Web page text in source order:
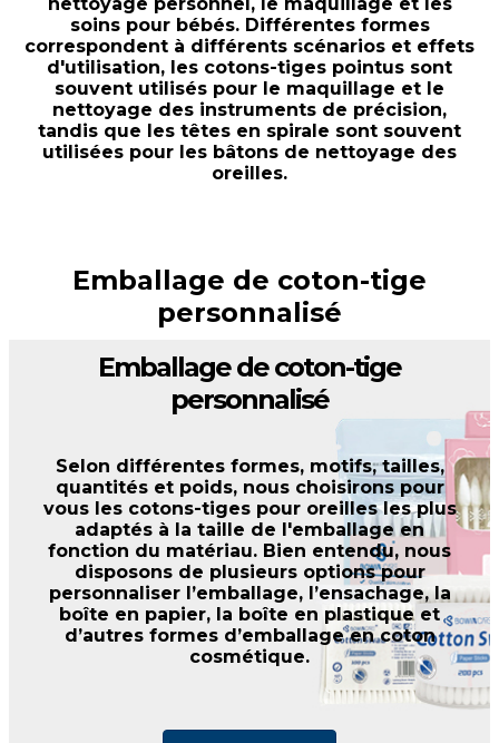
soins pour bébés. Différentes formes
correspondent à différents scénarios et effets
d'utilisation, les cotons-tiges pointus sont
souvent utilisés pour le maquillage et le
nettoyage des instruments de précision,
tandis que les têtes en spirale sont souvent
utilisées pour les bâtons de nettoyage des
oreilles.
Emballage de coton-tige
personnalisé
Emballage de coton-tige
personnalisé
Selon différentes formes, motifs, tailles,
quantités et poids, nous choisirons pour
vous les cotons-tiges pour oreilles les plus
adaptés à la taille de l'emballage en
fonction du matériau. Bien entendu, nous
disposons de plusieurs options pour
personnaliser l’emballage, l’ensachage, la
boîte en papier, la boîte en plastique et
d’autres formes d’emballage en coton
cosmétique.